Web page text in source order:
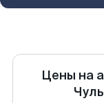
Цены на